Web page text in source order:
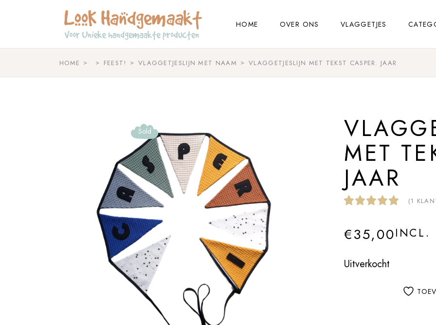
HOME OVER ONS VLAGGETJES
HOME FEEST! VLAGGETJESLIJN MET NAAM VLAGGETJESLIJN MET TEKST CASPER. JAAR
Sold
MET
JAAR
(1
€35,00INCL.
Uitverkocht